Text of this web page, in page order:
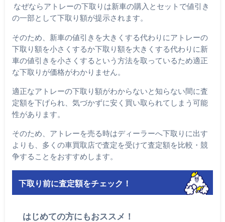
なぜならアトレーの下取りは新車の購入とセットで値引き
の一部として下取り額が提示されます。
そのため、新車の値引きを大きくする代わりにアトレーの
下取り額を小さくするか下取り額を大きくする代わりに新
車の値引きを小さくするという方法を取っているため適正
な下取りが価格がわかりません。
適正なアトレーの下取り額がわからないと知らない間に査
定額を下げられ、気づかずに安く買い取られてしまう可能
性があります。
そのため、アトレーを売る時はディーラーへ下取りに出す
よりも、多くの車買取店で査定を受けて査定額を比較・競
争することをおすすめします。
下取り前に査定額をチェック！
はじめての方にもおススメ！